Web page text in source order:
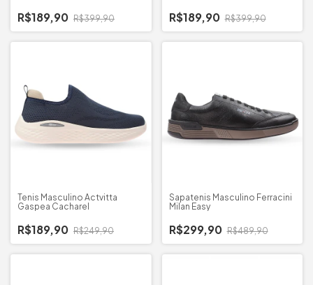
R$189,90 R$399,90 R$189,90 R$399,90
Tenis Masculino Actvitta
Gaspea Cacharel
R$189,90 R$249,90
Sapatenis Masculino Ferracini
Milan Easy
R$299,90 R$489,90